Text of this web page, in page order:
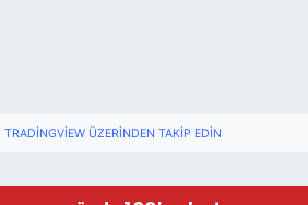
ÜZERINDEN TAKIP EDIN